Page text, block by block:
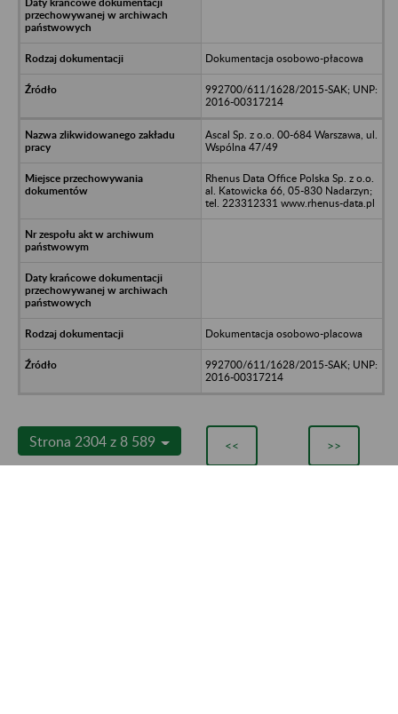
Dokumentacja osobowo-płacowa
992700/611/1628/2015-SAK; UNP:
2016-00317214
Ascal Sp. z o.o. 00-684 Warszawa, ul.
Wspólna 47/49
Rhenus Data Office Polska Sp. z o.o.
al. Katowicka 66, 05-830 Nadarzyn;
tel. 223312331 www.rhenus-data.pl
Dokumentacja osobowo-placowa
992700/611/1628/2015-SAK; UNP:
2016-00317214
Strona 2304 z 8 589 << >>